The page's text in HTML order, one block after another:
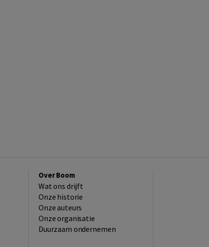
Over Boom
Wat ons drijft
Onze historie
Onze auteurs
Onze organisatie
Duurzaam ondernemen